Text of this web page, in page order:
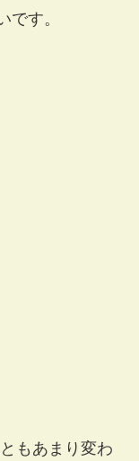
です。
もあまり変わ